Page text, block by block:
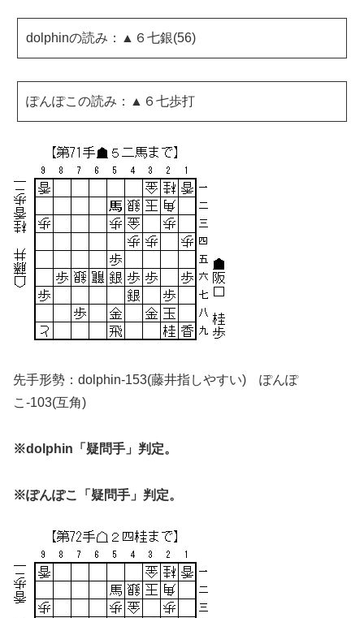
dolphinの読み：▲６七銀(56)
ぽんぽこの読み：▲６七歩打
先手形勢：dolphin-153(藤井指しやすい) ぽんぽ
こ-103(互角)
※dolphin「疑問手」判定。
※ぽんぽこ「疑問手」判定。